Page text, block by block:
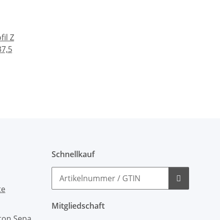
Z
Schnellkauf
Mitgliedschaft